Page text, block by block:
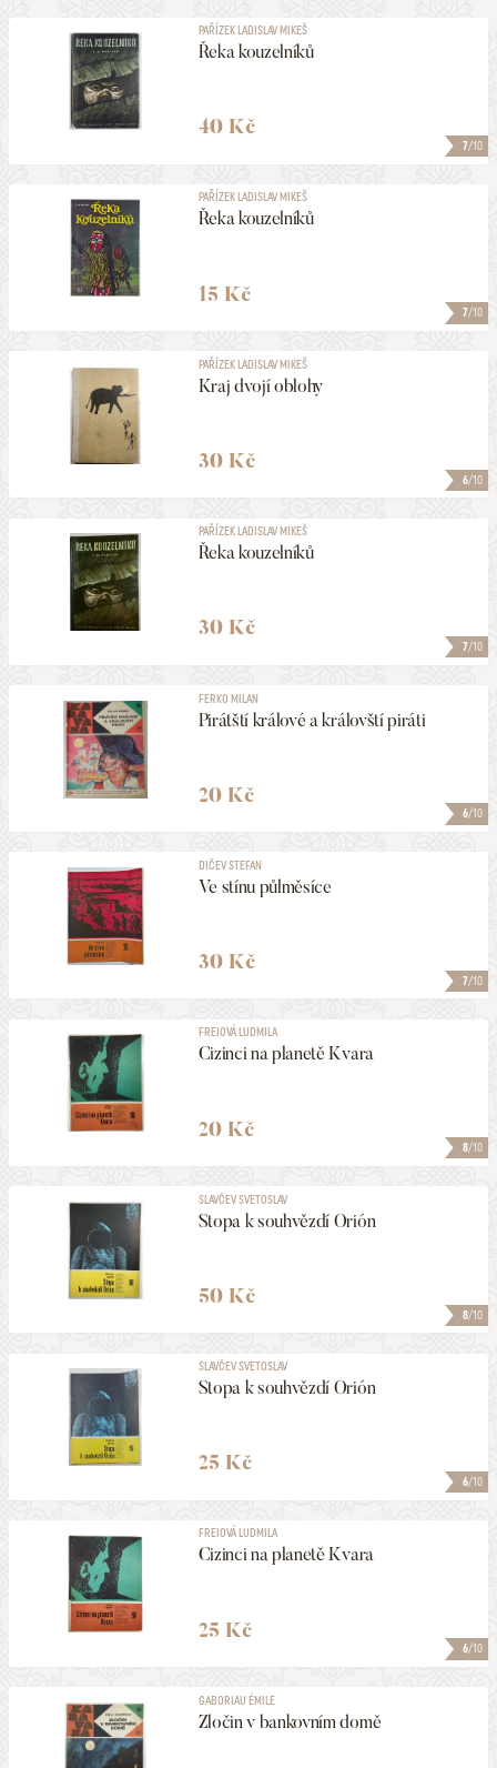
7/10
PAŘÍZEK LADISLAV MIKEŠ
Řeka kouzelníků
40 Kč
7/10
PAŘÍZEK LADISLAV MIKEŠ
Řeka kouzelníků
15 Kč
6/10
PAŘÍZEK LADISLAV MIKEŠ
Kraj dvojí oblohy
30 Kč
7/10
PAŘÍZEK LADISLAV MIKEŠ
Řeka kouzelníků
30 Kč
6/10
FERKO MILAN
Pirátští králové a královští piráti
20 Kč
7/10
DIČEV STEFAN
Ve stínu půlměsíce
30 Kč
8/10
FREIOVÁ LUDMILA
Cizinci na planetě Kvara
20 Kč
8/10
SLAVČEV SVETOSLAV
Stopa k souhvězdí Orión
50 Kč
6/10
SLAVČEV SVETOSLAV
Stopa k souhvězdí Orión
25 Kč
6/10
FREIOVÁ LUDMILA
Cizinci na planetě Kvara
25 Kč
GABORIAU ÉMILE
Zločin v bankovním domě